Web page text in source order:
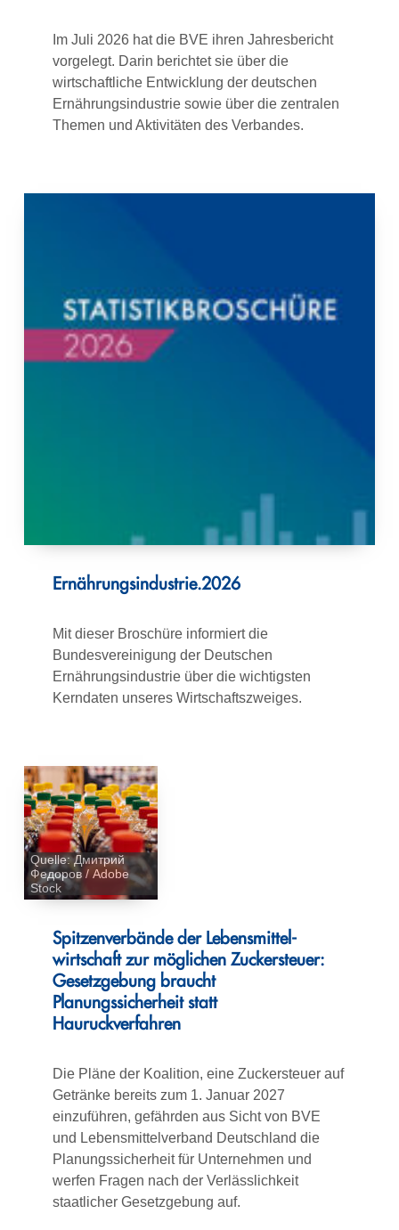
Im Juli 2026 hat die BVE ihren Jahresbericht
vorgelegt. Darin berichtet sie über die
wirtschaftliche Entwicklung der deutschen
Ernährungsindustrie sowie über die zentralen
Themen und Aktivitäten des Verbandes.
Ernährungsindustrie.2026
Mit dieser Broschüre informiert die
Bundesvereinigung der Deutschen
Ernährungsindustrie über die wichtigsten
Kerndaten unseres Wirtschaftszweiges.
Quelle: Дмитрий
Федоров / Adobe
Stock
Spitzenverbände der Lebensmittel­
wirtschaft zur möglichen Zuckersteuer:
Gesetzgebung braucht
Planungssicherheit statt
Hauruckverfahren
Die Pläne der Koalition, eine Zuckersteuer auf
Getränke bereits zum 1. Januar 2027
einzuführen, gefährden aus Sicht von BVE
und Lebensmittelverband Deutschland die
Planungssicherheit für Unternehmen und
werfen Fragen nach der Verlässlichkeit
staatlicher Gesetzgebung auf.